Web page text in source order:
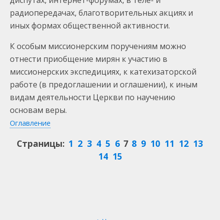
радиопередачах, благотворительных акциях и
иных формах общественной активности.
К особым миссионерским поручениям можно
отнести приобщение мирян к участию в
миссионерских экспедициях, к катехизаторской
работе (в предоглашении и оглашении), к иным
видам деятельности Церкви по научению
основам веры.
Оглавление
Страницы: 1 2 3 4 5 6 7 8 9 10 11 12 13
14 15